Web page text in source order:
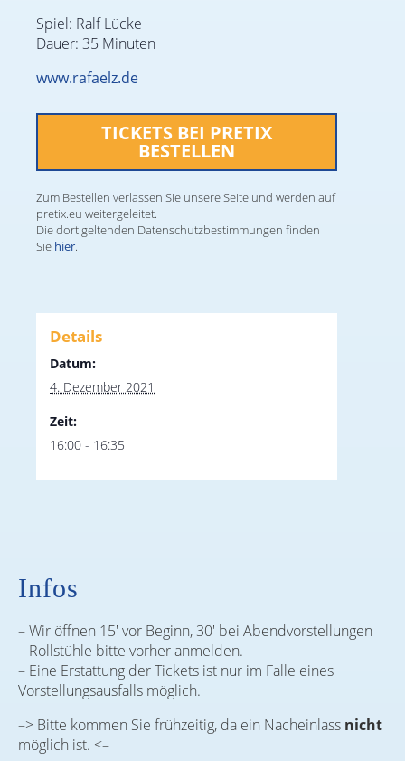
Spiel: Ralf Lücke
Dauer: 35 Minuten
www.rafaelz.de
TICKETS BEI PRETIX
BESTELLEN
Zum Bestellen verlassen Sie unsere Seite und werden auf
pretix.eu weitergeleitet.
Die dort geltenden Datenschutzbestimmungen finden
Sie hier.
Details
Datum:
4. Dezember 2021
Zeit:
16:00 - 16:35
Infos
– Wir öffnen 15′ vor Beginn, 30′ bei Abendvorstellungen
– Rollstühle bitte vorher anmelden.
– Eine Erstattung der Tickets ist nur im Falle eines
Vorstellungsausfalls möglich.
–> Bitte kommen Sie frühzeitig, da ein Nacheinlass nicht
möglich ist. <–